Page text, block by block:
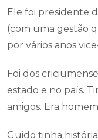
Ele foi presidente
(com uma gestão
por vários anos
Foi dos
estado e no país.
amigos. Era
Guido tinha